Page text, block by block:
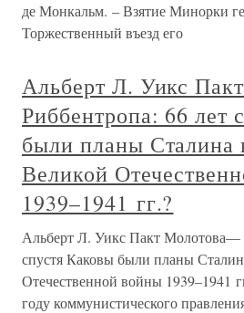
де Монкальм. – Взятие Минорки
Торжественный въезд его
Альберт Л. Уикс
Риббентропа: 66 лет
были планы Сталина
Великой
1939–1941 гг.?
Альберт Л. Уикс Пакт Молотова—
спустя Каковы были планы
Отечественной войны 1939–1941
году коммунистического